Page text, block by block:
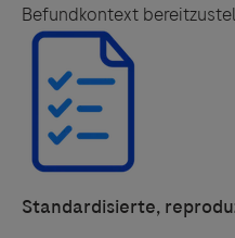
Standardisierte,
Befundkontext